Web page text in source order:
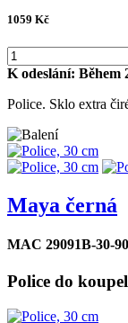
1059 Kč
K odeslání: Během
Police. Sklo extra
Maya černá
MAC 29091B-30-90
Police do